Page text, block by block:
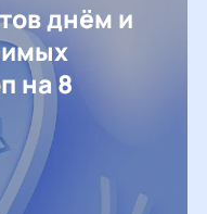
днём и
на 8